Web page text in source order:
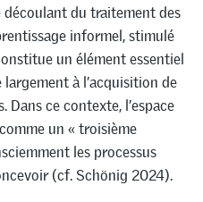
découlant du traitement des
informel, stimulé
un élément essentiel
à l’acquisition de
ce contexte, l’espace
un « troisième
les processus
(cf. Schönig 2024).